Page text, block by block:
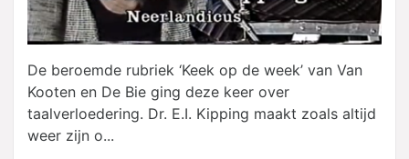
De beroemde rubriek ‘Keek op de week’ van Van
Kooten en De Bie ging deze keer over
taalverloedering. Dr. E.I. Kipping maakt zoals altijd
weer zijn o...